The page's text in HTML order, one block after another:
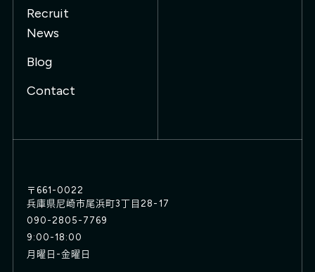
Recruit
News
Blog
Contact
〒661-0022
兵庫県尼崎市尾浜町3丁目28-17
090-2805-7769
9:00-18:00
月曜日-金曜日